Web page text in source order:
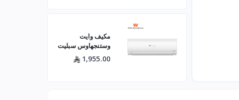
مكيف وايت
وستنجهاوس سبليت
24 بارد — 21400
وحدة موديل
لتبريد فعال للم
1,955.00